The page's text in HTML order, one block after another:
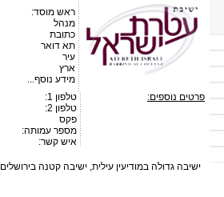
ראש מוסד:
מנהל
כתובת
תא דואר
עיר
ארץ
מידע נוסף...
פרטים נוספים:
טלפון 1:
טלפון 2:
פקס
מספר עמותה:
איש קשר:
ישיבה גדולה במודיעין עילית, ישיבה קטנה בירושלים